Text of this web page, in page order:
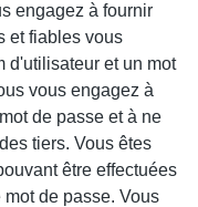
engagez à fournir
et fiables vous
d'utilisateur et un mot
vous engagez à
de passe et à ne
tiers. Vous êtes
être effectuées
de passe. Vous